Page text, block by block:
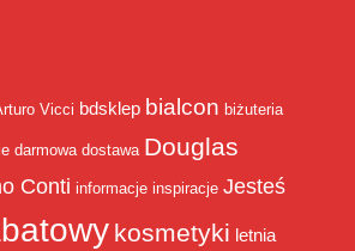
Vicci bdsklep bialcon biżuteria
darmowa dostawa Douglas
Conti informacje inspiracje Jesteś
kosmetyki letnia